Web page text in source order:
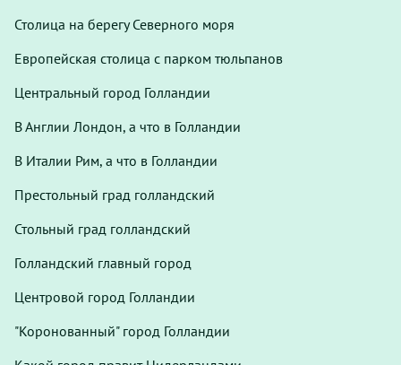
Столица на берегу Северного моря
Европейская столица с парком тюльпанов
Центральный город Голландии
В Англии Лондон, а что в Голландии
В Италии Рим, а что в Голландии
Престольный град голландский
Стольный град голландский
Голландский главный город
Центровой город Голландии
"Коронованный" город Голландии